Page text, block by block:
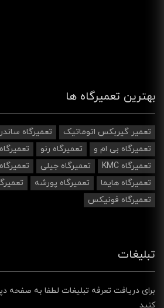
بهترین تعمیرگاه ها
تعمیر گیربکس اتوماتیک تعمیرگاه
تعمیرگاه بی ام و
تعمیرگاه رنو تعمیرگاه 2008
تعمیرگاه KMC
تعمیرگاه جیلی
تعمیرگاه هایما
تعمیرگاه پورشه
تعمیرگاه فونیکس
تبلیغات
برای دریافت تعرفه تبلیغات لطفا به صفحه
کنید